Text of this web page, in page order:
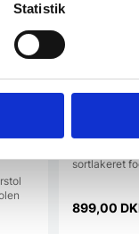
Statistik
sortlakeret
899,00